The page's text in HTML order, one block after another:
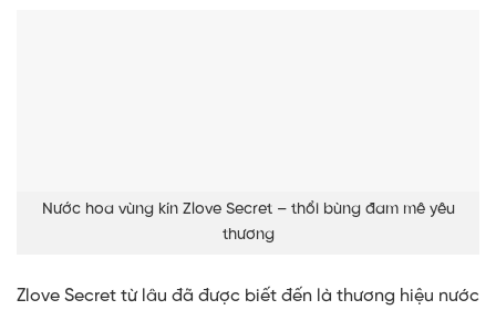
Nước hoa vùng kín Zlove Secret – thổi bùng đam mê yêu
thương
Zlove Secret từ lâu đã được biết đến là thương hiệu nước